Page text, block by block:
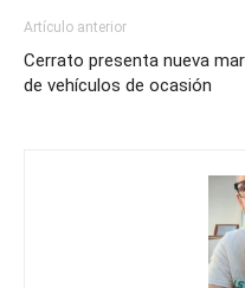
Artículo anterior
Cerrato presenta nueva
de vehículos de ocasión